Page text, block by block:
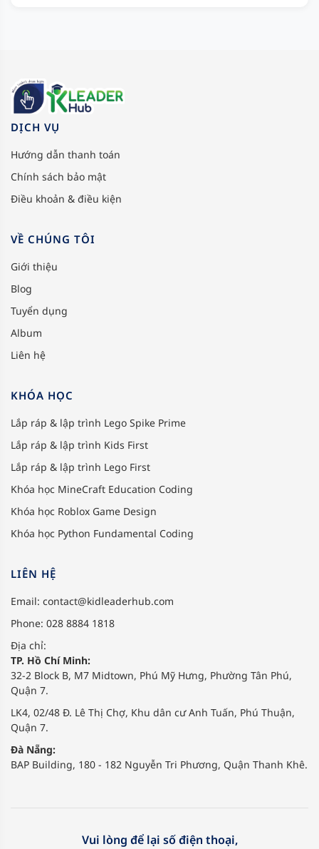
DỊCH VỤ
Hướng dẫn thanh toán
Chính sách bảo mật
Điều khoản & điều kiện
VỀ CHÚNG TÔI
Giới thiệu
Blog
Tuyển dụng
Album
Liên hệ
KHÓA HỌC
Lắp ráp & lập trình Lego Spike Prime
Lắp ráp & lập trình Kids First
Lắp ráp & lập trình Lego First
Khóa học MineCraft Education Coding
Khóa học Roblox Game Design
Khóa học Python Fundamental Coding
LIÊN HỆ
Email: contact@kidleaderhub.com
Phone: 028 8884 1818
Địa chỉ:
TP. Hồ Chí Minh:
32-2 Block B, M7 Midtown, Phú Mỹ Hưng, Phường Tân Phú,
Quận 7.
LK4, 02/48 Đ. Lê Thị Chợ, Khu dân cư Anh Tuấn, Phú Thuận,
Quận 7.
Đà Nẵng:
BAP Building, 180 - 182 Nguyễn Tri Phương, Quận Thanh Khê.
Vui lòng để lại số điện thoại,